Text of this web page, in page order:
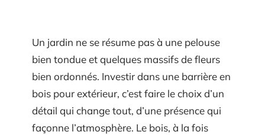
Un jardin ne se résume pas à une pelouse
bien tondue et quelques massifs de fleurs
bien ordonnés. Investir dans une barrière en
bois pour extérieur, c’est faire le choix d’un
détail qui change tout, d’une présence qui
façonne l’atmosphère. Le bois, à la fois